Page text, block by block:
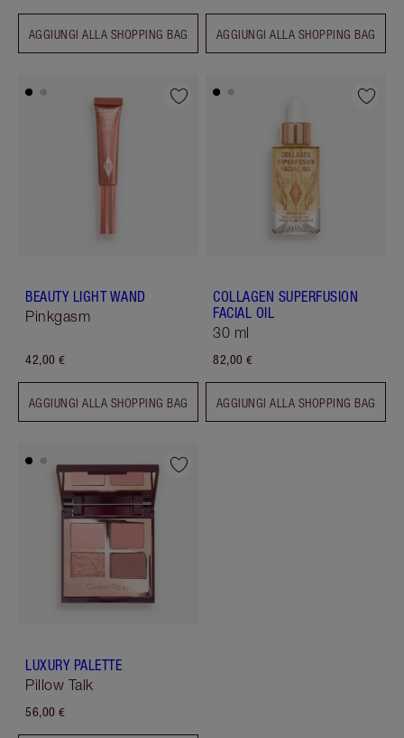
AGGIUNGI ALLA SHOPPING BAG AGGIUNGI ALLA SHOPPING BAG
BEAUTY LIGHT WAND
Pinkgasm
42,00 €
AGGIUNGI ALLA SHOPPING BAG
COLLAGEN SUPERFUSION
FACIAL OIL
30 ml
82,00 €
AGGIUNGI ALLA SHOPPING BAG
LUXURY PALETTE
Pillow Talk
56,00 €